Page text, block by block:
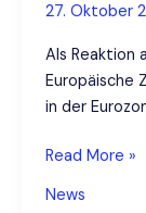
27. Oktober
Als Reaktion
Europäische
in der
Die
Read More »
News